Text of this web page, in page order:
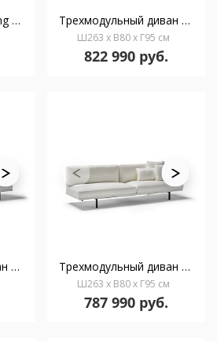
3-местный диван Long Island 77849 Трехмодульный диван правый Long Island 77842
Ш263 x В80 x Г95 см
822 990 руб.
Трехмодульный диван левый Long Island 77843 Трехмодульный диван без подлокотников Long Island
Ш263 x В80 x Г95 см
787 990 руб.